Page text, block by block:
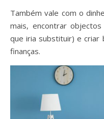
Também vale com o
mais, encontrar
que iria substituir) e criar
finanças.